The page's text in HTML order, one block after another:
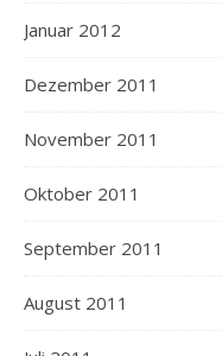
Januar 2012
Dezember 2011
November 2011
Oktober 2011
September 2011
August 2011